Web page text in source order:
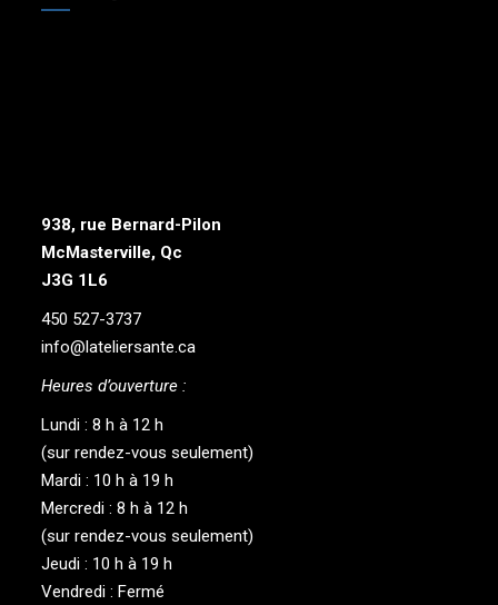
938, rue Bernard-Pilon
McMasterville, Qc
J3G 1L6
450 527-3737
info@lateliersante.ca
Heures d’ouverture :
Lundi : 8 h à 12 h
(sur rendez-vous seulement)
Mardi : 10 h à 19 h
Mercredi : 8 h à 12 h
(sur rendez-vous seulement)
Jeudi : 10 h à 19 h
Vendredi : Fermé